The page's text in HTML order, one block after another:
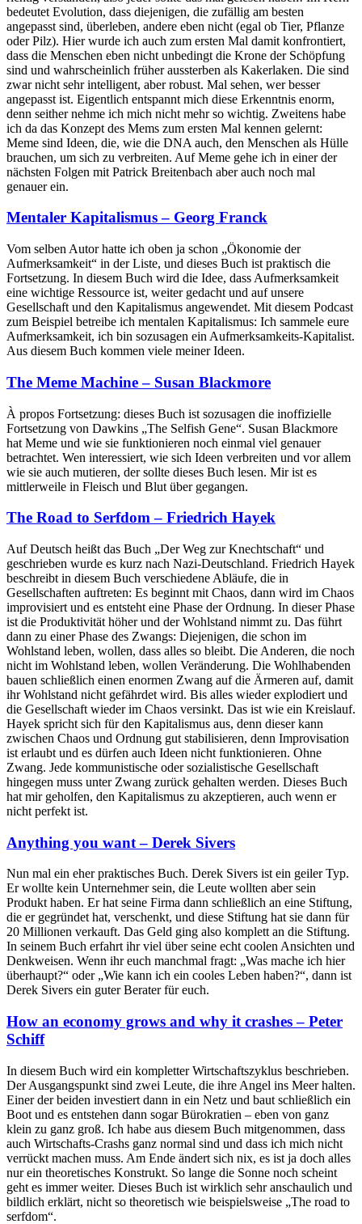
bedeutet Evolution, dass diejenigen, die zufällig am besten
angepasst sind, überleben, andere eben nicht (egal ob Tier, Pflanze
oder Pilz). Hier wurde ich auch zum ersten Mal damit konfrontiert,
dass die Menschen eben nicht unbedingt die Krone der Schöpfung
sind und wahrscheinlich früher aussterben als Kakerlaken. Die sind
zwar nicht sehr intelligent, aber robust. Mal sehen, wer besser
angepasst ist. Eigentlich entspannt mich diese Erkenntnis enorm,
denn seither nehme ich mich nicht mehr so wichtig. Zweitens habe
ich da das Konzept des Mems zum ersten Mal kennen gelernt:
Meme sind Ideen, die, wie die DNA auch, den Menschen als Hülle
brauchen, um sich zu verbreiten. Auf Meme gehe ich in einer der
nächsten Folgen mit Patrick Breitenbach aber auch noch mal
genauer ein.
Mentaler Kapitalismus – Georg Franck
Vom selben Autor hatte ich oben ja schon „Ökonomie der
Aufmerksamkeit“ in der Liste, und dieses Buch ist praktisch die
Fortsetzung. In diesem Buch wird die Idee, dass Aufmerksamkeit
eine wichtige Ressource ist, weiter gedacht und auf unsere
Gesellschaft und den Kapitalismus angewendet. Mit diesem Podcast
zum Beispiel betreibe ich mentalen Kapitalismus: Ich sammele eure
Aufmerksamkeit, ich bin sozusagen ein Aufmerksamkeits-Kapitalist.
Aus diesem Buch kommen viele meiner Ideen.
The Meme Machine – Susan Blackmore
À propos Fortsetzung: dieses Buch ist sozusagen die inoffizielle
Fortsetzung von Dawkins „The Selfish Gene“. Susan Blackmore
hat Meme und wie sie funktionieren noch einmal viel genauer
betrachtet. Wen interessiert, wie sich Ideen verbreiten und vor allem
wie sie auch mutieren, der sollte dieses Buch lesen. Mir ist es
mittlerweile in Fleisch und Blut über gegangen.
The Road to Serfdom – Friedrich Hayek
Auf Deutsch heißt das Buch „Der Weg zur Knechtschaft“ und
geschrieben wurde es kurz nach Nazi-Deutschland. Friedrich Hayek
beschreibt in diesem Buch verschiedene Abläufe, die in
Gesellschaften auftreten: Es beginnt mit Chaos, dann wird im Chaos
improvisiert und es entsteht eine Phase der Ordnung. In dieser Phase
ist die Produktivität höher und der Wohlstand nimmt zu. Das führt
dann zu einer Phase des Zwangs: Diejenigen, die schon im
Wohlstand leben, wollen, dass alles so bleibt. Die Anderen, die noch
nicht im Wohlstand leben, wollen Veränderung. Die Wohlhabenden
bauen schließlich einen enormen Zwang auf die Ärmeren auf, damit
ihr Wohlstand nicht gefährdet wird. Bis alles wieder explodiert und
die Gesellschaft wieder im Chaos versinkt. Das ist wie ein Kreislauf.
Hayek spricht sich für den Kapitalismus aus, denn dieser kann
zwischen Chaos und Ordnung gut stabilisieren, denn Improvisation
ist erlaubt und es dürfen auch Ideen nicht funktionieren. Ohne
Zwang. Jede kommunistische oder sozialistische Gesellschaft
hingegen muss unter Zwang zurück gehalten werden. Dieses Buch
hat mir geholfen, den Kapitalismus zu akzeptieren, auch wenn er
nicht perfekt ist.
Anything you want – Derek Sivers
Nun mal ein eher praktisches Buch. Derek Sivers ist ein geiler Typ.
Er wollte kein Unternehmer sein, die Leute wollten aber sein
Produkt haben. Er hat seine Firma dann schließlich an eine Stiftung,
die er gegründet hat, verschenkt, und diese Stiftung hat sie dann für
20 Millionen verkauft. Das Geld ging also komplett an die Stiftung.
In seinem Buch erfahrt ihr viel über seine echt coolen Ansichten und
Denkweisen. Wenn ihr euch manchmal fragt: „Was mache ich hier
überhaupt?“ oder „Wie kann ich ein cooles Leben haben?“, dann ist
Derek Sivers ein guter Berater für euch.
How an economy grows and why it crashes – Peter
Schiff
In diesem Buch wird ein kompletter Wirtschaftszyklus beschrieben.
Der Ausgangspunkt sind zwei Leute, die ihre Angel ins Meer halten.
Einer der beiden investiert dann in ein Netz und baut schließlich ein
Boot und es entstehen dann sogar Bürokratien – eben von ganz
klein zu ganz groß. Ich habe aus diesem Buch mitgenommen, dass
auch Wirtschafts-Crashs ganz normal sind und dass ich mich nicht
verrückt machen muss. Am Ende ändert sich nix, es ist ja doch alles
nur ein theoretisches Konstrukt. So lange die Sonne noch scheint
geht es immer weiter. Dieses Buch ist wirklich sehr anschaulich und
bildlich erklärt, nicht so theoretisch wie beispielsweise „The road to
serfdom“.